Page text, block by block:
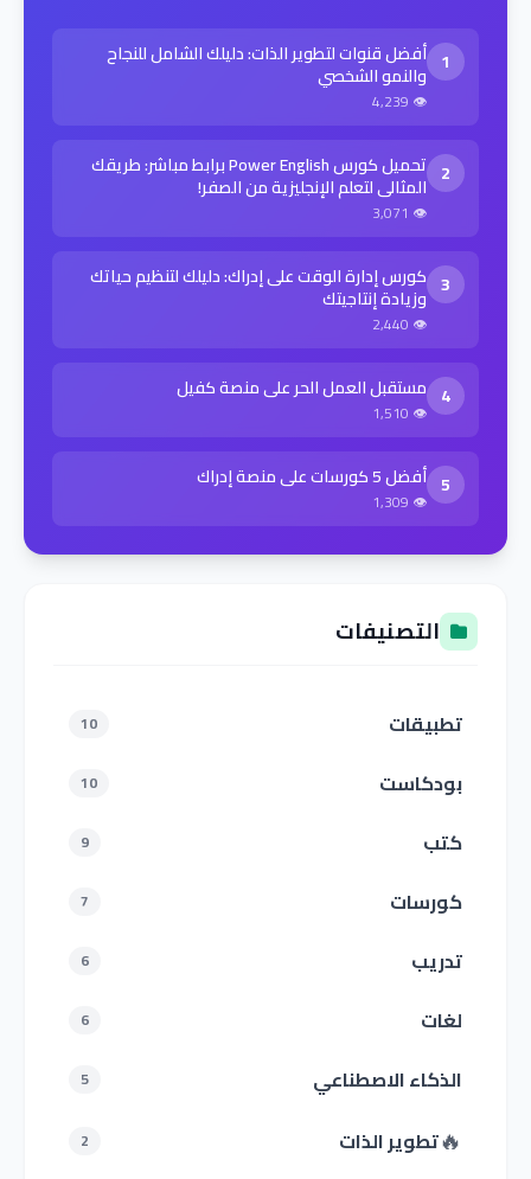
1 أفضل قنوات لتطوير الذات: دليلك الشامل للنجاح
والنمو الشخصي
👁 4,239
2 تحميل كورس Power English برابط مباشر: طريقك
المثالي لتعلم الإنجليزية من الصفر!
👁 3,071
3 كورس إدارة الوقت على إدراك: دليلك لتنظيم حياتك
وزيادة إنتاجيتك
👁 2,440
4 مستقبل العمل الحر على منصة كفيل
👁 1,510
5 أفضل 5 كورسات على منصة إدراك
👁 1,309
التصنيفات
تطبيقات 10
بودكاست 10
كتب 9
كورسات 7
تدريب 6
لغات 6
الذكاء الاصطناعي 5
🔥تطوير الذات 2